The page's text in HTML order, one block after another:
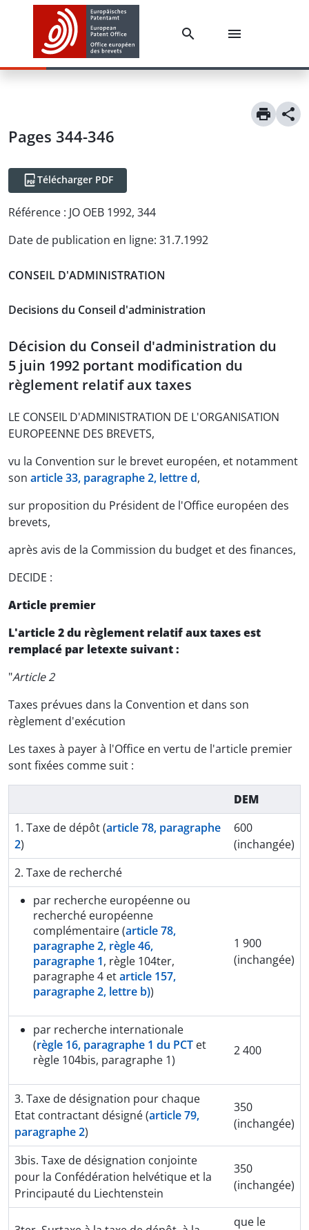
Pages 344-346
Télécharger PDF
Référence : JO OEB 1992, 344
Date de publication en ligne: 31.7.1992
CONSEIL D'ADMINISTRATION
Decisions du Conseil d'administration
Décision du Conseil d'administration du
5 juin 1992 portant modification du
règlement relatif aux taxes
LE CONSEIL D'ADMINISTRATION DE L'ORGANISATION
EUROPEENNE DES BREVETS,
vu la Convention sur le brevet européen, et notamment
son article 33, paragraphe 2, lettre d,
sur proposition du Président de l'Office européen des
brevets,
après avis de la Commission du budget et des finances,
DECIDE :
Article premier
L'article 2 du règlement relatif aux taxes est
remplacé par letexte suivant :
"Article 2
Taxes prévues dans la Convention et dans son
règlement d'exécution
Les taxes à payer à l'Office en vertu de l'article premier
sont fixées comme suit :
DEM
1. Taxe de dépôt (article 78, paragraphe
2)
600
(inchangée)
2. Taxe de recherché
par recherche européenne ou
recherché européenne
complémentaire (article 78,
paragraphe 2, règle 46,
paragraphe 1, règle 104ter,
paragraphe 4 etarticle 157,
paragraphe 2, lettre b))
1 900
(inchangée)
par recherche internationale
(règle 16, paragraphe 1 du PCT et
règle 104bis, paragraphe 1)
2 400
3. Taxe de désignation pour chaque
Etat contractant désigné (article 79,
paragraphe 2)
350
(inchangée)
3bis. Taxe de désignation conjointe
pour la Confédération helvétique et la
Principauté du Liechtenstein
350
(inchangée)
que le